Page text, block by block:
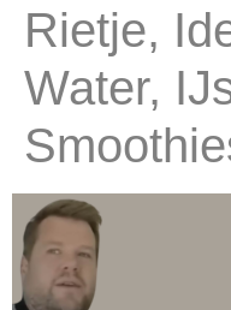
Rietje,
Water,